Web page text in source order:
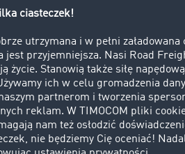
dużym ciężarem w stosunku